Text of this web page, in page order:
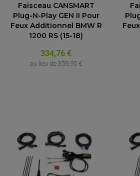
Faisceau CANSMART
Plug-N-Play GEN II Pour
Feux Additionnel BMW R
1200 RS (15-18)
334,76 €
au lieu de 359,95 €